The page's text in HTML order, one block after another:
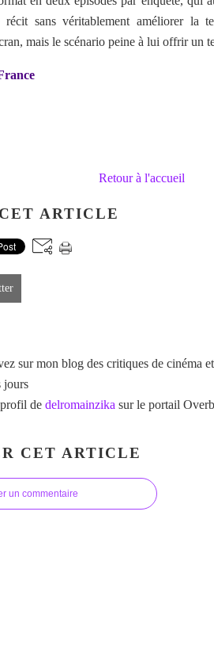
sans véritablement améliorer la
mais le scénario peine à lui offrir un
Retour à l'accueil
ARTICLE
sur mon blog des critiques de cinéma
jours
de delromainzika sur le portail
CET ARTICLE
un commentaire